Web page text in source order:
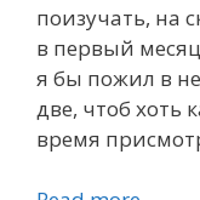
поизучать, на
в первый
я бы пожил в
две, чтоб хоть
время